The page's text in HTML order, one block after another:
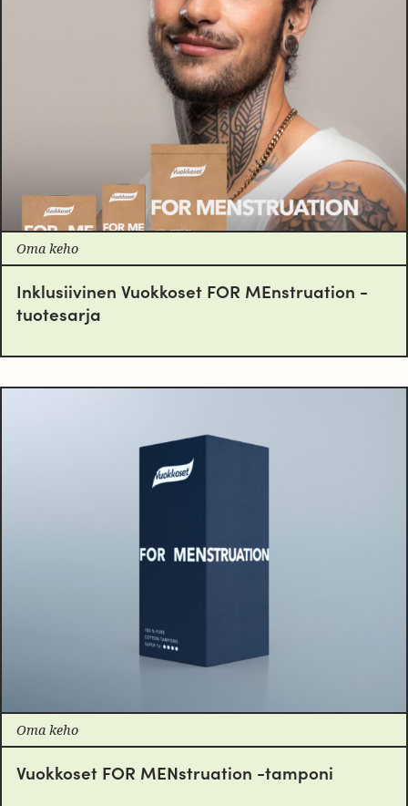
Oma keho
Inklusiivinen Vuokkoset FOR MEnstruation -
tuotesarja
Oma keho
Vuokkoset FOR MENstruation -tamponi